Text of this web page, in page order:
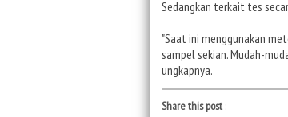
Sedangkan terkait tes
"Saat ini menggunakan
sampel sekian. Mudah-
ungkapnya.
Share this post: